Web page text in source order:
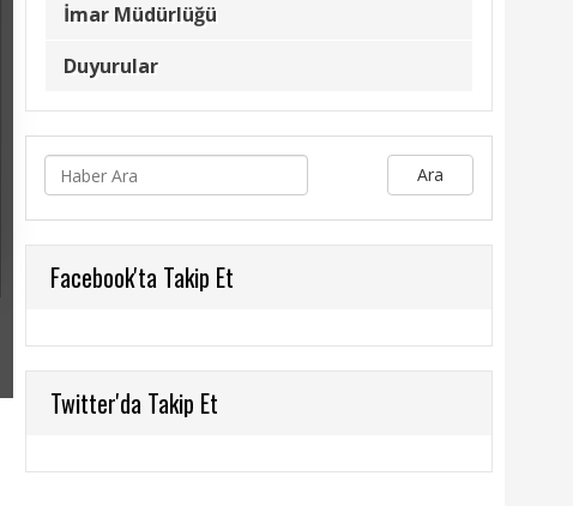
İmar Müdürlüğü
Duyurular
Ara
Facebook'ta Takip Et
Twitter'da Takip Et